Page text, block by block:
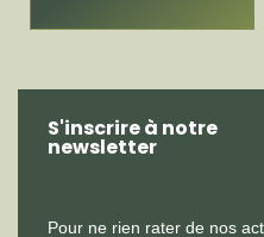
S'inscrire à notre
newsletter
Pour ne rien rater de nos